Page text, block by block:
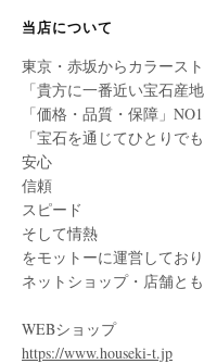
当店について
東京・赤坂からカラース
「貴方に一番近い宝石産
「価格・品質・保障」
「宝石を通じてひとりで
安心
信頼
スピード
そして情熱
をモットーに運営しており
ネットショップ・店舗と
WEBショップ
https://www.houseki-t.jp